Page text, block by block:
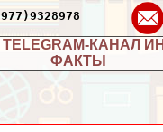
TELEGRAM-КАНАЛ
ФАКТЫ